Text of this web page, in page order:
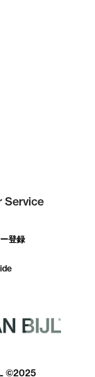
Service
登録
©2025